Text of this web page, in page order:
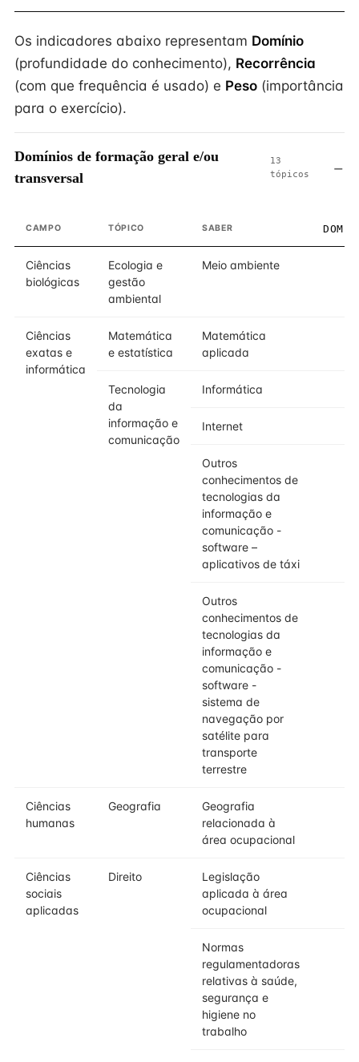
Os indicadores abaixo representam Domínio
(profundidade do conhecimento), Recorrência
(com que frequência é usado) e Peso (importância
para o exercício).
Domínios de formação geral e/ou
transversal
13
tópicos
CAMPO TÓPICO SABER
Ciências
biológicas
Ecologia e
gestão
ambiental
Meio ambiente
Ciências
exatas e
informática
Matemática
e estatística
Matemática
aplicada
Tecnologia
da
informação e
comunicação
Informática
Internet
Outros
conhecimentos de
tecnologias da
informação e
comunicação -
software –
aplicativos de táxi
Outros
conhecimentos de
tecnologias da
informação e
comunicação -
software -
sistema de
navegação por
satélite para
transporte
terrestre
Ciências
humanas
Geografia
Geografia
relacionada à
área ocupacional
Ciências
sociais
aplicadas
Direito
Legislação
aplicada à área
ocupacional
Normas
regulamentadoras
relativas à saúde,
segurança e
higiene no
trabalho